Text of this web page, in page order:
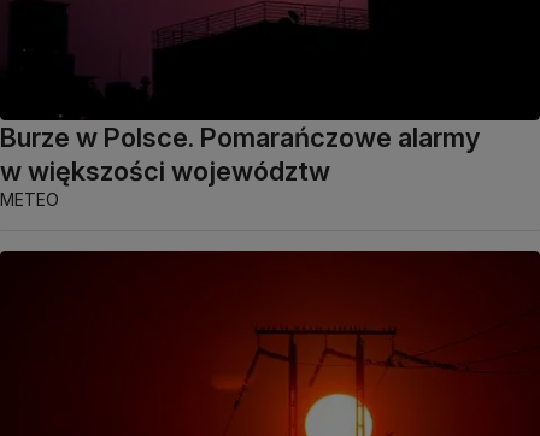
Burze w Polsce. Pomarańczowe alarmy
w większości województw
METEO